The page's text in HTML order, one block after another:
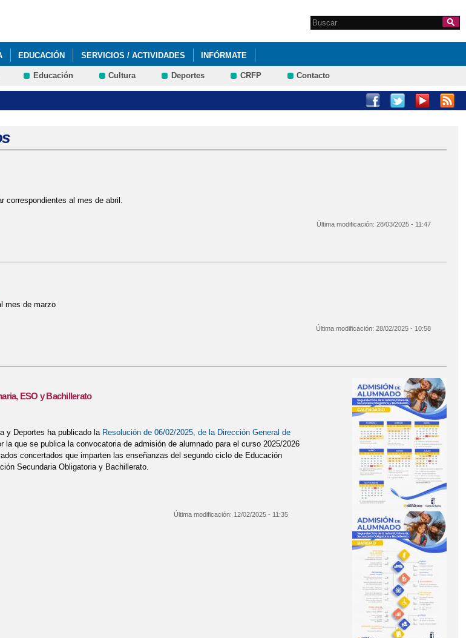
Formulario de
Search this site
EDUCACIÓN SERVICIOS / ACTIVIDADES INFÓRMATE
Educación Cultura Deportes CRFP Contacto
correspondientes al mes de abril.
Última modificación: 28/03/2025 - 11:47
mes de marzo
Última modificación: 28/02/2025 - 10:58
ESO y Bachillerato
y Deportes ha publicado la Resolución de 06/02/2025, de la Dirección General de
la que se publica la convocatoria de admisión de alumnado para el curso 2025/2026
concertados que imparten las enseñanzas del segundo ciclo de Educación
Secundaria Obligatoria y Bachillerato.
Última modificación: 12/02/2025 - 11:35